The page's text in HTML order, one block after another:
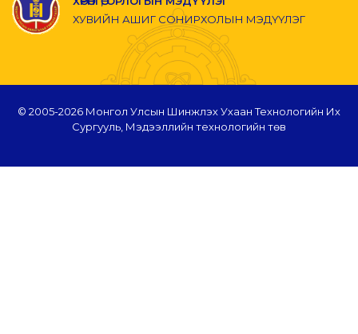
ХУВИЙН АШИГ СОНИРХОЛЫН МЭДҮҮЛЭГ
© 2005-2026 Монгол Улсын Шинжлэх Ухаан Технологийн Их
Сургууль, Мэдээллийн технологийн төв